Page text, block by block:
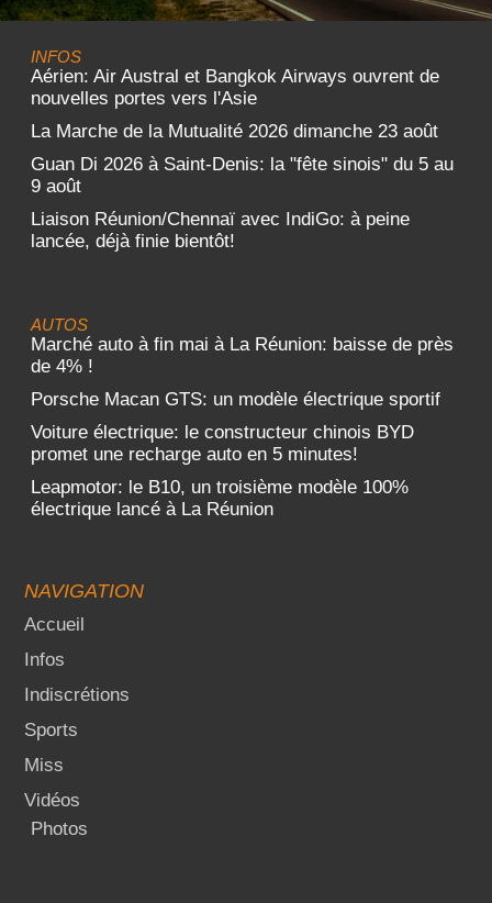
INFOS
Aérien: Air Austral et Bangkok Airways ouvrent de
nouvelles portes vers l'Asie
La Marche de la Mutualité 2026 dimanche 23 août
Guan Di 2026 à Saint-Denis: la "fête sinois" du 5 au
9 août
Liaison Réunion/Chennaï avec IndiGo: à peine
lancée, déjà finie bientôt!
AUTOS
Marché auto à fin mai à La Réunion: baisse de près
de 4% !
Porsche Macan GTS: un modèle électrique sportif
Voiture électrique: le constructeur chinois BYD
promet une recharge auto en 5 minutes!
Leapmotor: le B10, un troisième modèle 100%
électrique lancé à La Réunion
NAVIGATION
Accueil
Infos
Indiscrétions
Sports
Miss
Vidéos
Photos